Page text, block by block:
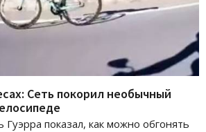
Сеть покорил необычный
показал, как можно обгонять